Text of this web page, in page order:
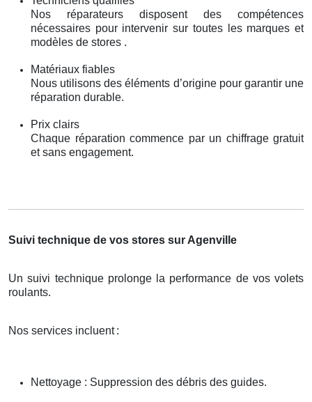
Nos réparateurs disposent des compétences
nécessaires pour intervenir sur toutes les marques et
modèles de stores .
Matériaux fiables
Nous utilisons des éléments d’origine pour garantir une
réparation durable.
Prix clairs
Chaque réparation commence par un chiffrage gratuit
et sans engagement.
Suivi technique de vos stores sur Agenville
Un suivi technique prolonge la performance de vos volets
roulants.
Nos services incluent :
Nettoyage : Suppression des débris des guides.